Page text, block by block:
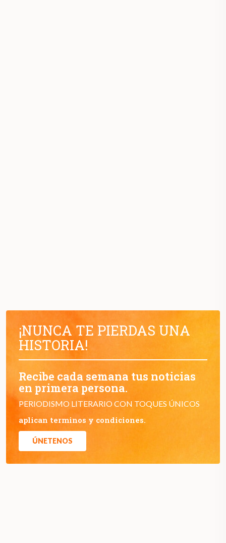
¡NUNCA TE PIERDAS UNA
HISTORIA!
Recibe cada semana tus noticias
en primera persona.
PERIODISMO LITERARIO CON TOQUES ÚNICOS
aplican terminos y condiciones.
ÚNETENOS